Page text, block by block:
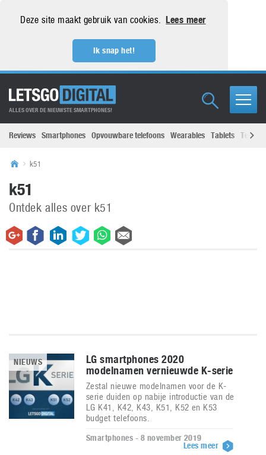
Deze site maakt gebruik van cookies. Lees meer
Ik snap het!
ALLES OVER DE NIEUWSTE SMARTPHONES!
Reviews Smartphones Opvouwbare telefoons Wearables Tablets
k51
k51
Ontdek alles over k51
NIEUWS
LG smartphones 2020
modelnamen vernieuwde K-serie
Zestal nieuwe modelnamen voor de K-
serie duiden op nabije introductie van de
LG K41, K42, K43, K51, K52 en K53
budget telefoons.
Smartphones - 8 november 2019
Lees meer